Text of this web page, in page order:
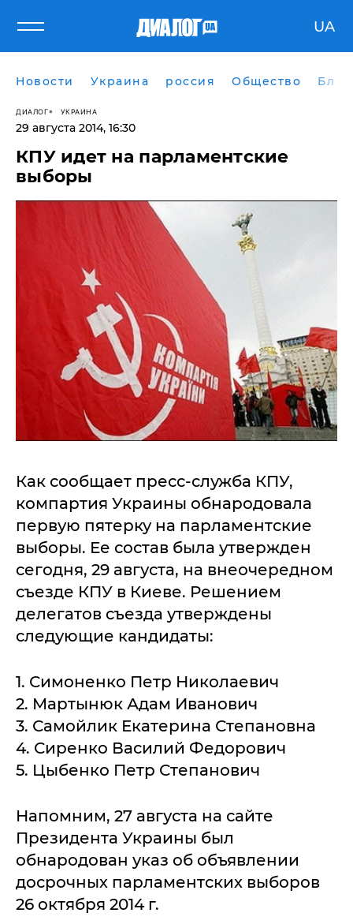
UA
Новости Украина россия Общество
ДИАЛОГ УКРАИНА
29 августа 2014, 16:30
КПУ идет на парламентские
выборы
Как сообщает пресс-служба КПУ,
компартия Украины обнародовала
первую пятерку на парламентские
выборы. Ее состав была утвержден
сегодня, 29 августа, на внеочередном
съезде КПУ в Киеве. Решением
делегатов съезда утверждены
следующие кандидаты:
1. Симоненко Петр Николаевич
2. Мартынюк Адам Иванович
3. Самойлик Екатерина Степановна
4. Сиренко Василий Федорович
5. Цыбенко Петр Степанович
Напомним, 27 августа на сайте
Президента Украины был
обнародован указ об объявлении
досрочных парламентских выборов
26 октября 2014 г.